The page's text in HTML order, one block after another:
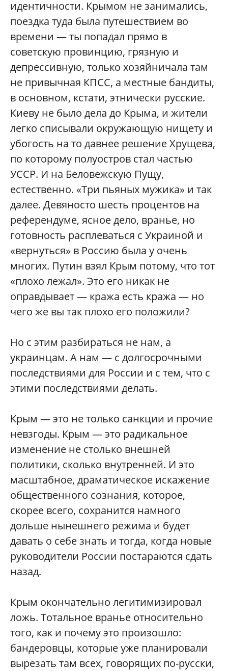
идентичности. Крымом не занимались,
поездка туда была путешествием во
времени — ты попадал прямо в
советскую провинцию, грязную и
депрессивную, только хозяйничала там
не привычная КПСС, а местные бандиты,
в основном, кстати, этнически русские.
Киеву не было дела до Крыма, и жители
легко списывали окружающую нищету и
убогость на то давнее решение Хрущева,
по которому полуостров стал частью
УССР. И на Беловежскую Пущу,
естественно. «Три пьяных мужика» и так
далее. Девяносто шесть процентов на
референдуме, ясное дело, вранье, но
готовность расплеваться с Украиной и
«вернуться» в Россию была у очень
многих. Путин взял Крым потому, что тот
«плохо лежал». Это его никак не
оправдывает — кража есть кража — но
чего же вы так плохо его положили?
Но с этим разбираться не нам, а
украинцам. А нам — с долгосрочными
последствиями для России и с тем, что с
этими последствиями делать.
Крым — это не только санкции и прочие
невзгоды. Крым — это радикальное
изменение не столько внешней
политики, сколько внутренней. И это
масштабное, драматическое искажение
общественного сознания, которое,
скорее всего, сохранится намного
дольше нынешнего режима и будет
давать о себе знать и тогда, когда новые
руководители России постараются сдать
назад.
Крым окончательно легитимизировал
ложь. Тотальное вранье относительно
того, как и почему это произошло:
бандеровцы, которые уже планировали
вырезать там всех, говорящих по-русски,